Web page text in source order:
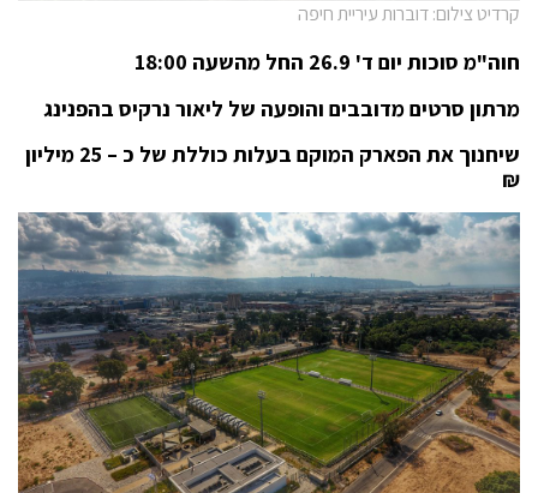
קרדיט צילום: דוברות עיריית חיפה
חוה"מ סוכות יום ד' 26.9 החל מהשעה 18:00
מרתון סרטים מדובבים והופעה של ליאור נרקיס בהפנינג
שיחנוך את הפארק המוקם בעלות כוללת של כ – 25 מיליון
₪